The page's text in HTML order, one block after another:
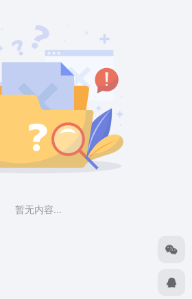
暂无内容...